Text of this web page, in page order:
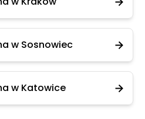
w Sosnowiec
w Katowice